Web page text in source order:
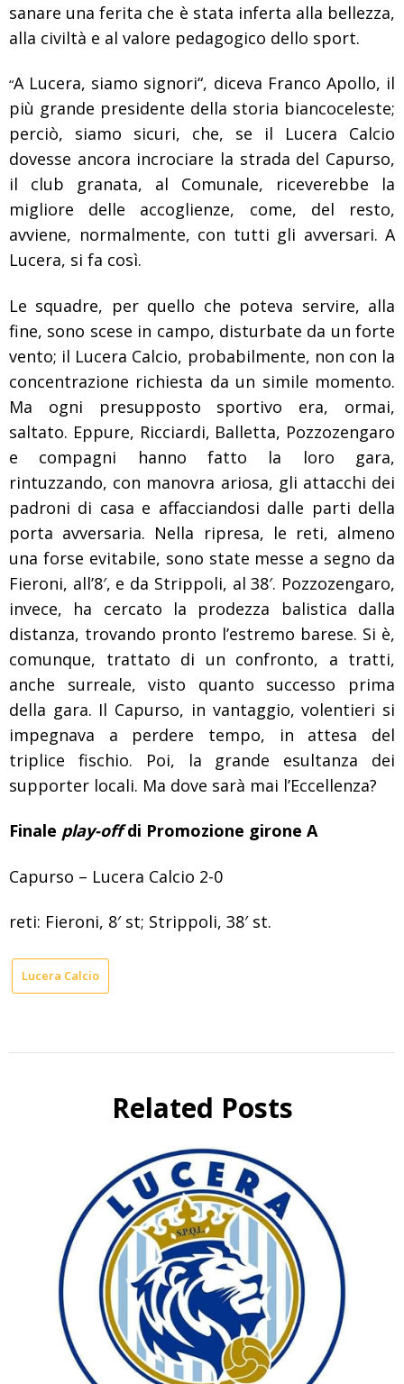
sanare una ferita che è stata inferta alla bellezza,
alla civiltà e al valore pedagogico dello sport.
“A Lucera, siamo signori“, diceva Franco Apollo, il
più grande presidente della storia biancoceleste;
perciò, siamo sicuri, che, se il Lucera Calcio
dovesse ancora incrociare la strada del Capurso,
il club granata, al Comunale, riceverebbe la
migliore delle accoglienze, come, del resto,
avviene, normalmente, con tutti gli avversari. A
Lucera, si fa così.
Le squadre, per quello che poteva servire, alla
fine, sono scese in campo, disturbate da un forte
vento; il Lucera Calcio, probabilmente, non con la
concentrazione richiesta da un simile momento.
Ma ogni presupposto sportivo era, ormai,
saltato. Eppure, Ricciardi, Balletta, Pozzozengaro
e compagni hanno fatto la loro gara,
rintuzzando, con manovra ariosa, gli attacchi dei
padroni di casa e affacciandosi dalle parti della
porta avversaria. Nella ripresa, le reti, almeno
una forse evitabile, sono state messe a segno da
Fieroni, all’8′, e da Strippoli, al 38′. Pozzozengaro,
invece, ha cercato la prodezza balistica dalla
distanza, trovando pronto l’estremo barese. Si è,
comunque, trattato di un confronto, a tratti,
anche surreale, visto quanto successo prima
della gara. Il Capurso, in vantaggio, volentieri si
impegnava a perdere tempo, in attesa del
triplice fischio. Poi, la grande esultanza dei
supporter locali. Ma dove sarà mai l’Eccellenza?
Finale play-offdi Promozione girone A
Capurso – Lucera Calcio 2-0
reti: Fieroni, 8′ st; Strippoli, 38′ st.
Lucera Calcio
Related Posts